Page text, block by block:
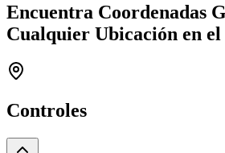
Encuentra Coordenadas
Cualquier Ubicación en
Controles